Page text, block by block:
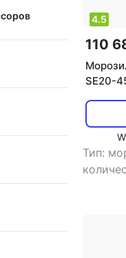
4.5
110
SE20-
Тип: